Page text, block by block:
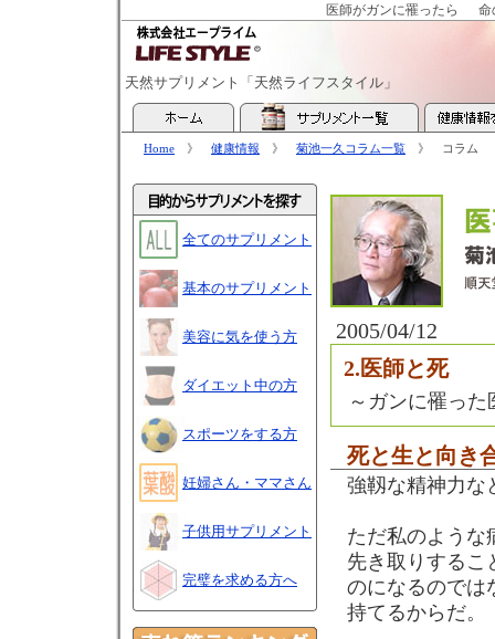
医師がガンに罹ったら 命
天然サプリメント「天然ライフスタイル」
Home 》 健康情報 》 菊池一久コラム一覧 》 コラム
2005/04/12
2.医師と死
～ガンに罹った
死と生と向き
強靱な精神力な
ただ私のような
先き取りするこ
のになるのでは
持てるからだ。
全てのサプリメント
基本のサプリメント
美容に気を使う方
ダイエット中の方
スポーツをする方
妊婦さん・ママさん
子供用サプリメント
完璧を求める方へ